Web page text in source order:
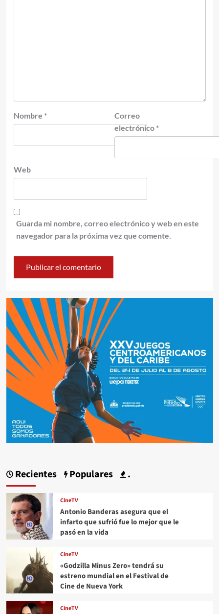
Nombre *
Correo
electrónico *
Web
Guarda mi nombre, correo electrónico y web en este
navegador para la próxima vez que comente.
Recientes Populares .
CineTV
Antonio Banderas asegura que el
infarto que sufrió fue lo mejor que le
pasó en la vida
CineTV
«Godzilla Minus Zero» tendrá su
estreno mundial en el Festival de
Cine de Nueva York
CineTV